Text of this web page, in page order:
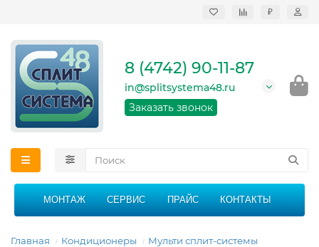
₽
кондиционеров в
области
График работы: 9:00 -
21:00 без перерыва и
8 (4742) 90-11-87
in@splitsystema48.ru
Заказать звонок
МОНТАЖ СЕРВИС ПРАЙС КОНТАКТЫ
Главная Кондиционеры Мульти сплит-системы